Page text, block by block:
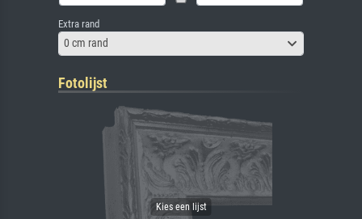
Extra rand
0 cm rand
Fotolijst